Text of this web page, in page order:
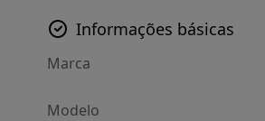
Informações básicas
Marca
Modelo